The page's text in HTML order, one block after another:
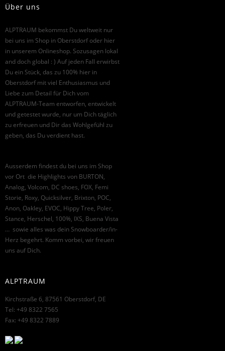
Über uns
ALPTRAUM bekommst Du weltweit nur
bei uns im Shop in Oberstdorf oder hier
in unserem Onlineshop. Sozusagen lokal
and doch global : ) Auf jeden Fall erwirbst
Du ein Stück, das zu 100% hier in
Oberstdorf mit viel Enthusiasmus und
Liebe zum Detail für Dich vom
ALPTRAUM-Team entworfen, entwickelt
und getestet wurde, nur um Dich täglich
zu erfreuen und Dir das Wohlgefühl zu
geben, das Du verdient hast.
Ausserdem findest du bei uns im Shop
vor Ort die Highlights von BURTON,
Analog, Volcom, DC shoes, FOX, Femi
Storie, Roxy, Quicksilver, Brixton, POC,
Anon, Oakley, EVOC, Hippy Tree, Poler,
Stance, Herschel, 100%, IXS, Buena Vista
… sowie alles was dein Snowboarder/in-
Herz begehrt. Komm vorbei, wir freuen
uns auf Dich.
ALPTRAUM
Kirchstraße 6, 87561 Oberstdorf, DE
Tel: +49 8322 7565
Fax: +49 8322 7889